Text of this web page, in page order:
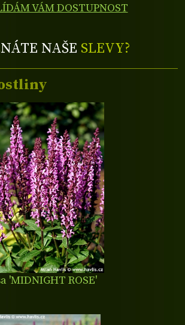
VÁM DOSTUPNOST
NAŠE SLEVY?
'MIDNIGHT ROSE'